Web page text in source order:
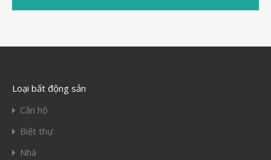
Loại bất động sản
Căn hộ
Biệt thự
Nhà